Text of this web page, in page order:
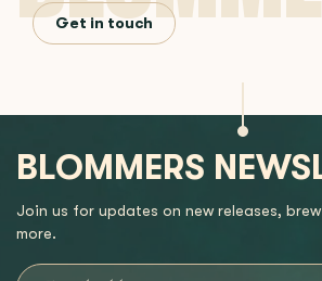
Get in touch
BLOMMERS
Join us for updates on new releases,
more.